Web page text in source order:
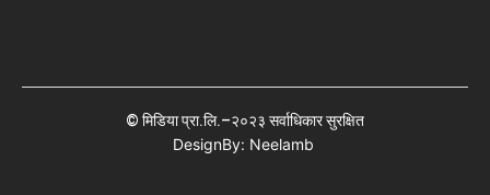
© मिडिया प्रा.लि.–२०२३ सर्वाधिकार सुरक्षित
DesignBy: Neelamb